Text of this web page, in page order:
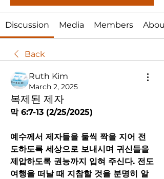
Discussion Media Members About
Back
Ruth Kim
March 2, 2025
복제된 제자
막 6:7-13 (2/25/2025)
예수께서 제자들을 둘씩 짝을 지어 전
도하도록 세상으로 보내시며 귀신들을
제압하도록 권능까지 입혀 주신다. 전도
여행을 떠날 때 지참할 것을 분명히 알